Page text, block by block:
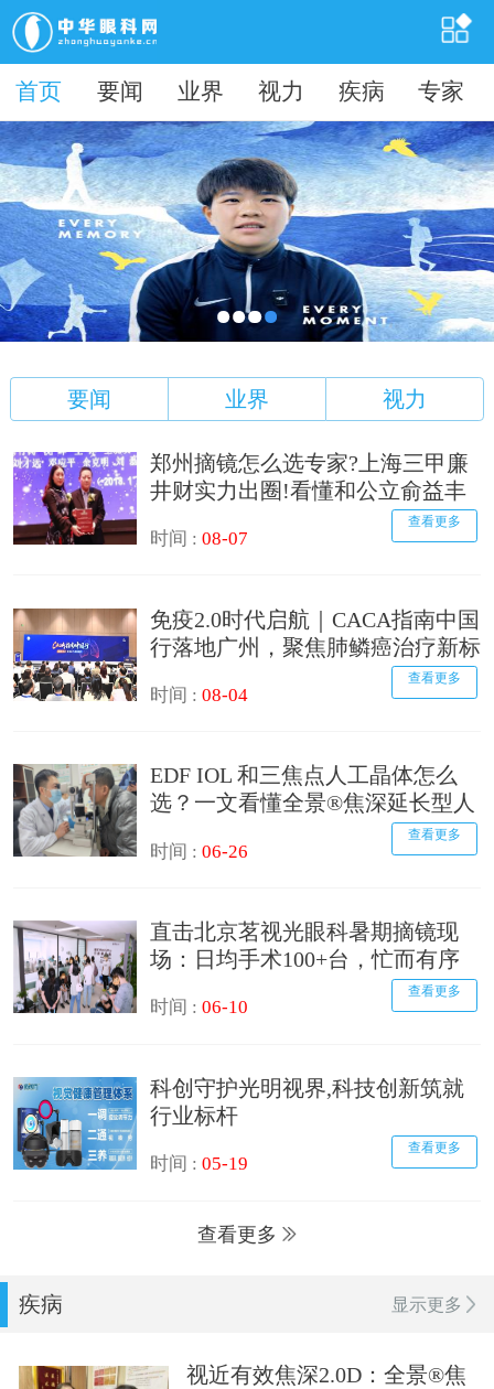
首页 要闻 业界 视力 疾病 专家
首页
要闻 业界 视力
郑州摘镜怎么选专家?上海三甲廉
井财实力出圈!看懂和公立俞益丰
时间 : 08-07
查看更多
免疫2.0时代启航｜CACA指南中国
行落地广州，聚焦肺鳞癌治疗新标
时间 : 08-04
查看更多
EDF IOL 和三焦点人工晶体怎么
选？一文看懂全景®焦深延长型人
时间 : 06-26
查看更多
直击北京茗视光眼科暑期摘镜现
场：日均手术100+台，忙而有序
时间 : 06-10
查看更多
科创守护光明视界,科技创新筑就
行业标杆
时间 : 05-19
查看更多
查看更多
疾病 显示更多
视近有效焦深2.0D：全景®焦